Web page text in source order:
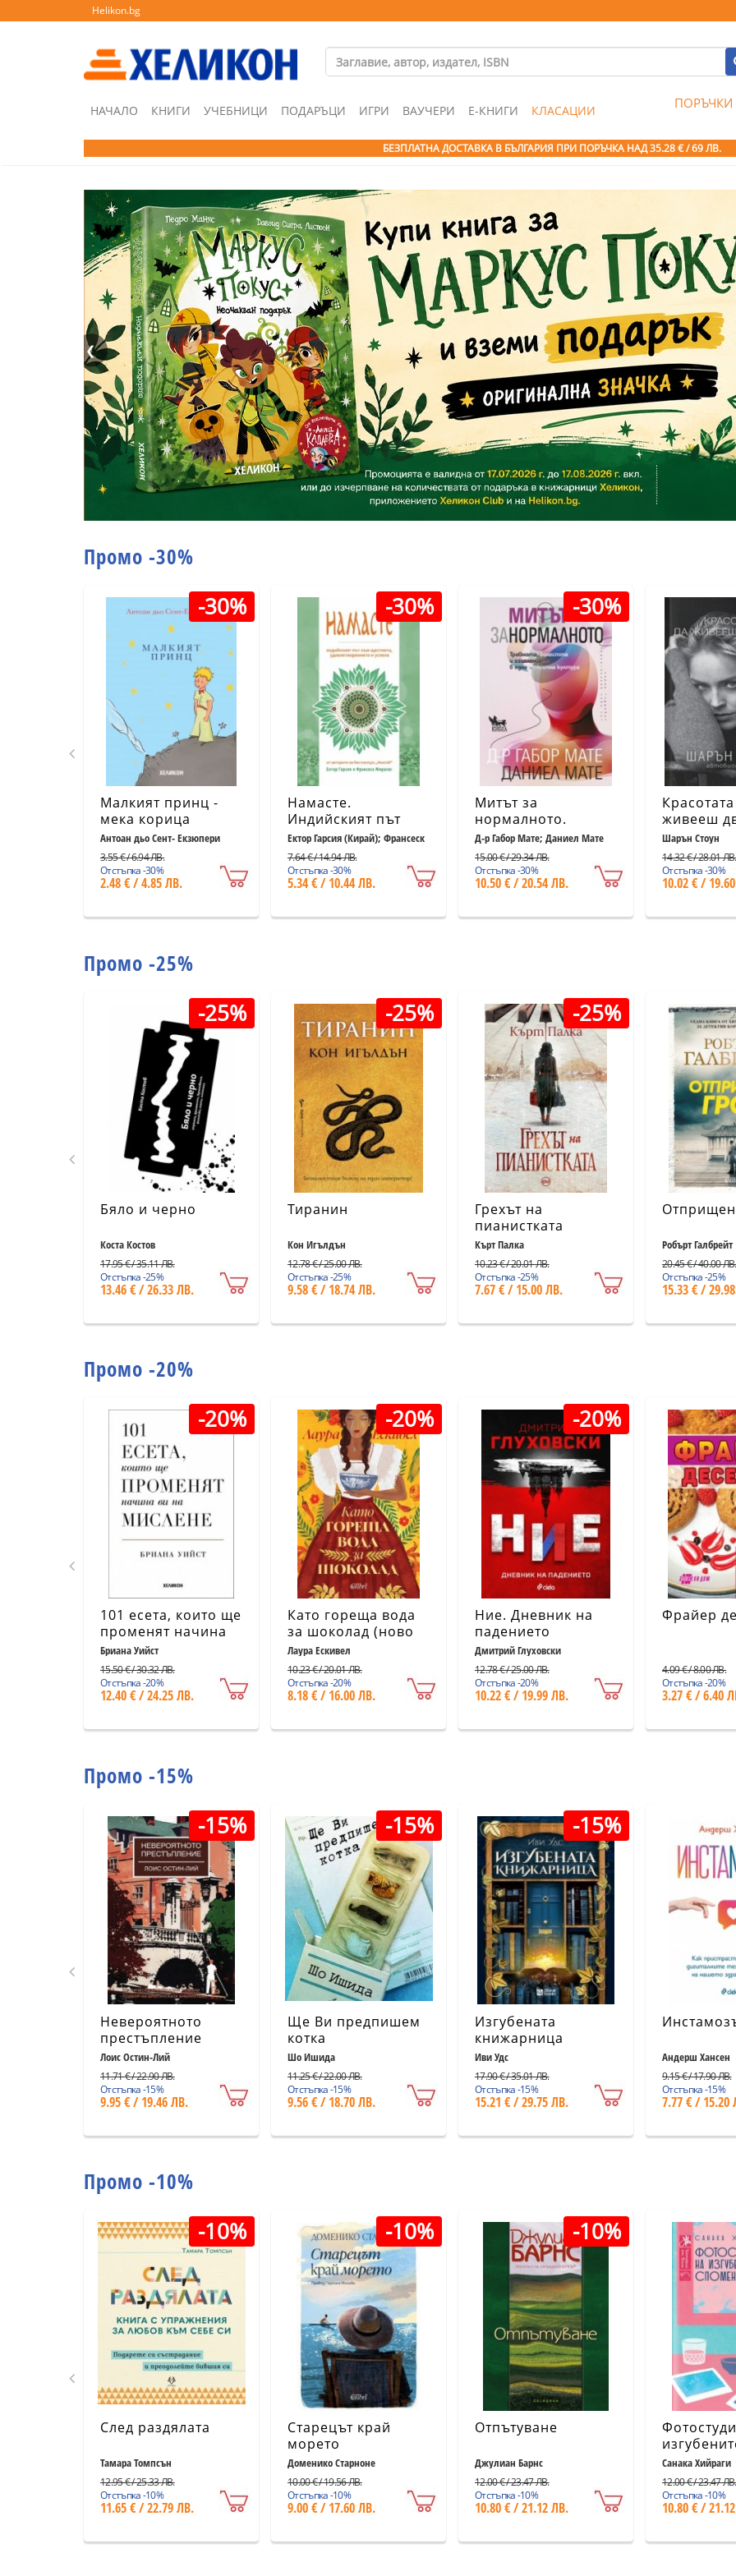
Helikon.bg
НАЧАЛО КНИГИ УЧЕБНИЦИ ПОДАРЪЦИ ИГРИ ВАУЧЕРИ Е-КНИГИ КЛАСАЦИИ
БЕЗПЛАТНА ДОСТАВКА В БЪЛГАРИЯ ПРИ ПОРЪЧКА НАД 35.28 € / 69 ЛВ.
❮
Промо -30%
-30%
Малкият принц -
мека корица
светлосиня
Антоан дьо Сент- Екзюпери
3.55 € / 6.94 ЛВ.
Отстъпка -30%
2.48 € / 4.85 ЛВ.
-30%
Намасте.
Индийският път
към щастието,
удовлетворението
и успеха
Ектор Гарсия (Кирай); Франсеск
7.64 € / 14.94 ЛВ.
Отстъпка -30%
5.34 € / 10.44 ЛВ.
-30%
Митът за
нормалното.
Травмата, болестта
и изцелението в
една токсична
култура
Д-р Габор Мате; Даниел Мате
15.00 € / 29.34 ЛВ.
Отстъпка -30%
10.50 € / 20.54 ЛВ.
живееш
(ново
Шарън Стоун
14.32 € / 28.01 ЛВ.
Отстъпка -30%
10.02 € /
Промо -25%
-25%
Бяло и черно
Коста Костов
17.95 € / 35.11 ЛВ.
Отстъпка -25%
13.46 € / 26.33 ЛВ.
-25%
Тиранин
Кон Игълдън
12.78 € / 25.00 ЛВ.
Отстъпка -25%
9.58 € / 18.74 ЛВ.
-25%
Грехът на
пианистката
Кърт Палка
10.23 € / 20.01 ЛВ.
Отстъпка -25%
7.67 € / 15.00 ЛВ.
Робърт Галбрейт
20.45 € / 40.00 ЛВ.
Отстъпка -25%
15.33 € /
Промо -20%
-20%
101 есета, които ще
променят начина
ви на мислене
Бриана Уийст
15.50 € / 30.32 ЛВ.
Отстъпка -20%
12.40 € / 24.25 ЛВ.
-20%
Като гореща вода
за шоколад (ново
издание)
Лаура Ескивел
10.23 € / 20.01 ЛВ.
Отстъпка -20%
8.18 € / 16.00 ЛВ.
-20%
Ние. Дневник на
падението
Дмитрий Глуховски
12.78 € / 25.00 ЛВ.
Отстъпка -20%
10.22 € / 19.99 ЛВ.
Фрайер
4.09 € / 8.00 ЛВ.
Отстъпка -20%
3.27 € / 6.40
Промо -15%
-15%
Невероятното
престъпление
Лоис Остин-Лий
11.71 € / 22.90 ЛВ.
Отстъпка -15%
9.95 € / 19.46 ЛВ.
-15%
Ще Ви предпишем
котка
Шо Ишида
11.25 € / 22.00 ЛВ.
Отстъпка -15%
9.56 € / 18.70 ЛВ.
-15%
Изгубената
книжарница
Иви Удс
17.90 € / 35.01 ЛВ.
Отстъпка -15%
15.21 € / 29.75 ЛВ.
Андерш Хансен
9.15 € / 17.90 ЛВ.
Отстъпка -15%
7.77 € / 15.20
Промо -10%
-10%
След раздялата
Тамара Томпсън
12.95 € / 25.33 ЛВ.
Отстъпка -10%
11.65 € / 22.79 ЛВ.
-10%
Старецът край
морето
Доменико Старноне
10.00 € / 19.56 ЛВ.
Отстъпка -10%
9.00 € / 17.60 ЛВ.
-10%
Отпътуване
Джулиан Барнс
12.00 € / 23.47 ЛВ.
Отстъпка -10%
10.80 € / 21.12 ЛВ.
спомени
Санака Хийраги
12.00 € / 23.47 ЛВ.
Отстъпка -10%
10.80 € /